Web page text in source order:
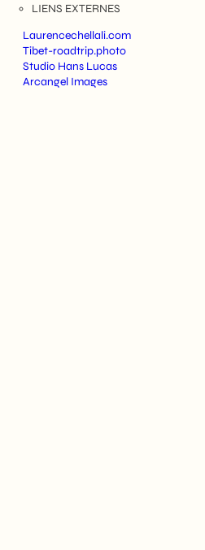
LIENS EXTERNES
Laurencechellali.com
Tibet-roadtrip.photo
Studio Hans Lucas
Arcangel Images